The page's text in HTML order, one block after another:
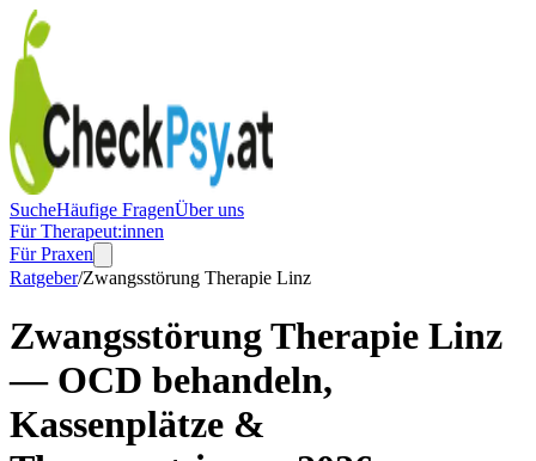
SucheHäufige FragenÜber uns
Für Therapeut:innen
Für Praxen
Ratgeber/Zwangsstörung Therapie Linz
Zwangsstörung Therapie Linz
— OCD behandeln,
Kassenplätze &